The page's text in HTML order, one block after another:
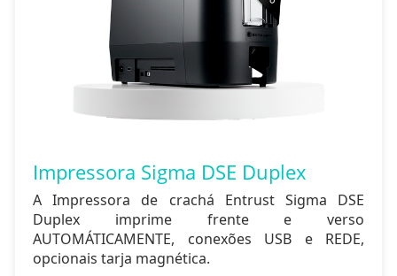
Impressora Sigma DSE Duplex
A Impressora de crachá Entrust Sigma DSE
Duplex imprime frente e verso
AUTOMÁTICAMENTE, conexões USB e REDE,
opcionais tarja magnética.